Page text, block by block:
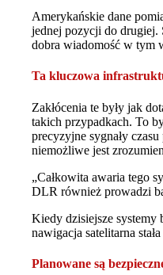
Amerykańskie dane
jednej pozycji do drugiej.
dobra wiadomość w tym
Ta kluczowa
Zakłócenia te były jak
takich przypadkach. To
precyzyjne sygnały
niemożliwe jest
„Całkowita awaria tego
DLR również prowadzi
Kiedy dzisiejsze systemy
nawigacja satelitarna
Planowane są